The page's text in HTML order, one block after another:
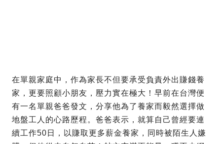
在單親家庭中，作為家長不但要承受負責外出賺錢養
家，更要照顧小朋友，壓力實在極大！早前在台灣便
有一名單親爸爸發文，分享他為了養家而毅然選擇做
地盤工人的心路歷程。爸爸表示，就算自己曾經要連
續工作50日，以賺取更多薪金養家，同時被陌生人嫌